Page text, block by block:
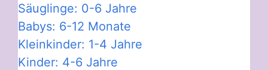
Säuglinge: 0-6 Jahre
Babys: 6-12 Monate
Kleinkinder: 1-4 Jahre
Kinder: 4-6 Jahre